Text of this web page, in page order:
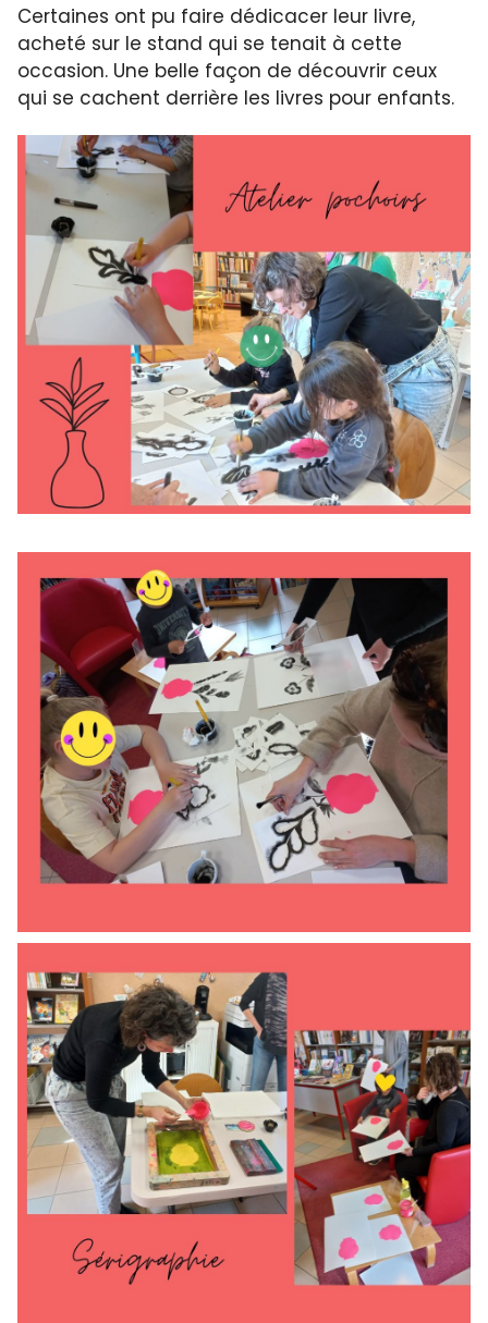
Certaines ont pu faire dédicacer leur livre,
acheté sur le stand qui se tenait à cette
occasion. Une belle façon de découvrir ceux
qui se cachent derrière les livres pour enfants.